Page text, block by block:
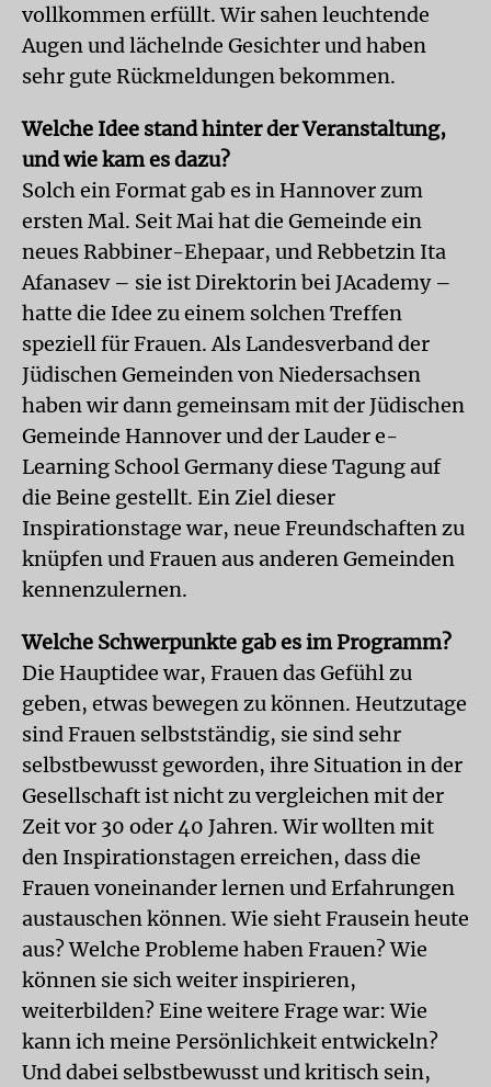
vollkommen erfüllt. Wir sahen leuchtende
Augen und lächelnde Gesichter und haben
sehr gute Rückmeldungen bekommen.
Welche Idee stand hinter der Veranstaltung,
und wie kam es dazu?
Solch ein Format gab es in Hannover zum
ersten Mal. Seit Mai hat die Gemeinde ein
neues Rabbiner-Ehepaar, und Rebbetzin Ita
Afanasev – sie ist Direktorin bei JAcademy –
hatte die Idee zu einem solchen Treffen
speziell für Frauen. Als Landesverband der
Jüdischen Gemeinden von Niedersachsen
haben wir dann gemeinsam mit der Jüdischen
Gemeinde Hannover und der Lauder e-
Learning School Germany diese Tagung auf
die Beine gestellt. Ein Ziel dieser
Inspirationstage war, neue Freundschaften zu
knüpfen und Frauen aus anderen Gemeinden
kennenzulernen.
Welche Schwerpunkte gab es im Programm?
Die Hauptidee war, Frauen das Gefühl zu
geben, etwas bewegen zu können. Heutzutage
sind Frauen selbstständig, sie sind sehr
selbstbewusst geworden, ihre Situation in der
Gesellschaft ist nicht zu vergleichen mit der
Zeit vor 30 oder 40 Jahren. Wir wollten mit
den Inspirationstagen erreichen, dass die
Frauen voneinander lernen und Erfahrungen
austauschen können. Wie sieht Frausein heute
aus? Welche Probleme haben Frauen? Wie
können sie sich weiter inspirieren,
weiterbilden? Eine weitere Frage war: Wie
kann ich meine Persönlichkeit entwickeln?
Und dabei selbstbewusst und kritisch sein,